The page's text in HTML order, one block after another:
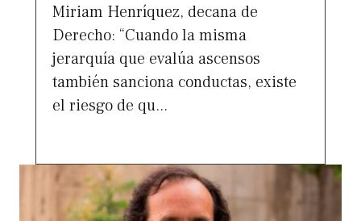
Miriam Henríquez, decana de
Derecho: “Cuando la misma
jerarquía que evalúa ascensos
también sanciona conductas, existe
el riesgo de qu...